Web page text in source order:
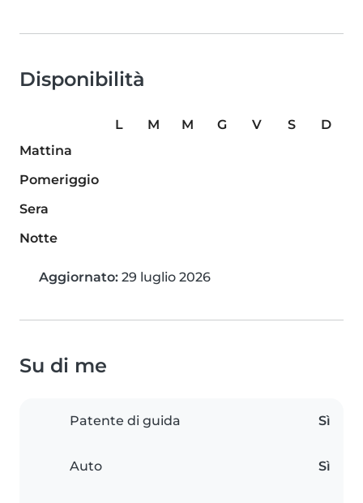
Disponibilità
L M M G V S
D
Mattina
Pomeriggio
Sera
Notte
Aggiornato: 29 luglio 2026
Su di me
Patente di guida Sì
Auto Sì